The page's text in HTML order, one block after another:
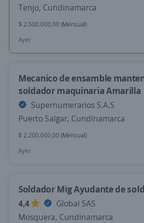
Tenjo, Cundinamarca
$ 2.500.000,00 (Mensual)
Ayer
Mecanico de ensamble
soldador maquinaria Amarilla
Supernumerarios S.A.S
Puerto Salgar, Cundinamarca
$ 2.200.000,00 (Mensual)
Ayer
Soldador Mig Ayudante de
4,4
Global SAS
Mosquera, Cundinamarca